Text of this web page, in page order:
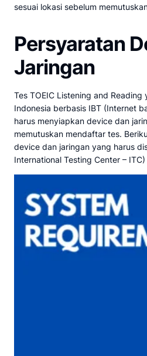
sesuai lokasi sebelum
Persyaratan
Jaringan
Tes TOEIC Listening and
Indonesia berbasis IBT (Internet
harus menyiapkan device dan
memutuskan mendaftar tes.
device dan jaringan yang harus
International Testing Center – ITC)